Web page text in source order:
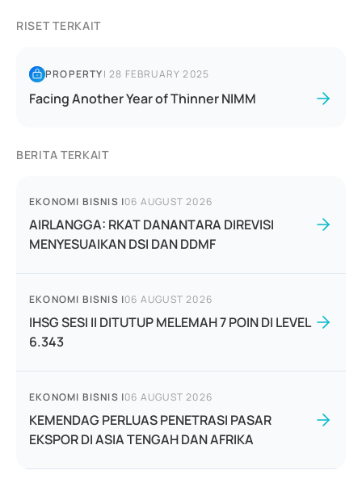
RISET TERKAIT
PROPERTY|28 FEBRUARY 2025
Facing Another Year of Thinner NIMM
BERITA TERKAIT
EKONOMI BISNIS |06 AUGUST 2026
AIRLANGGA: RKAT DANANTARA DIREVISI
MENYESUAIKAN DSI DAN DDMF
EKONOMI BISNIS |06 AUGUST 2026
IHSG SESI II DITUTUP MELEMAH 7 POIN DI LEVEL
6.343
EKONOMI BISNIS |06 AUGUST 2026
KEMENDAG PERLUAS PENETRASI PASAR
EKSPOR DI ASIA TENGAH DAN AFRIKA